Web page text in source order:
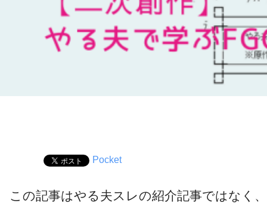
Pocket
この記事はやる夫スレの紹介記事ではなく